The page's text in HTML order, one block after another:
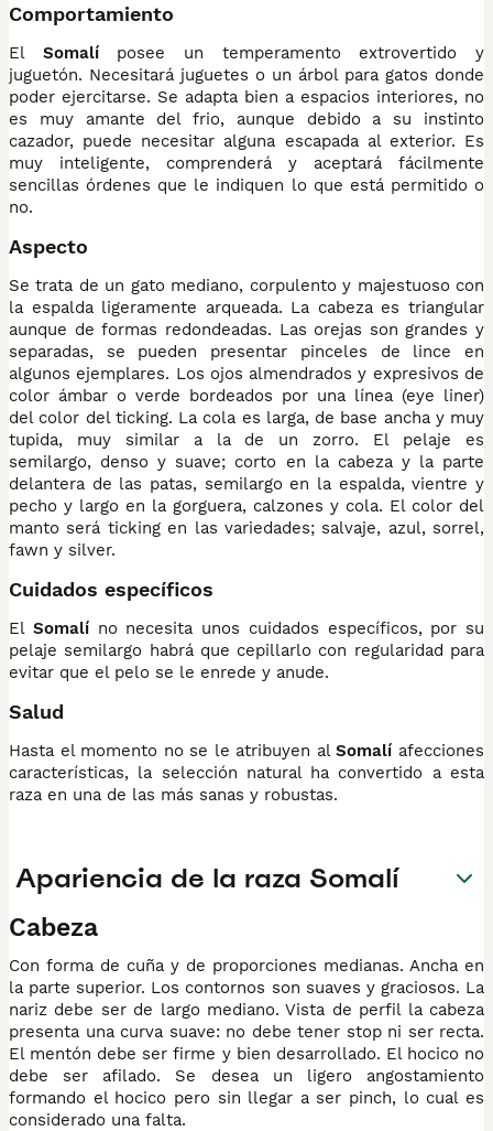
Comportamiento
El Somalíposee un temperamento extrovertido y
juguetón. Necesitará juguetes o un árbol para gatos donde
poder ejercitarse. Se adapta bien a espacios interiores, no
es muy amante del frio, aunque debido a su instinto
cazador, puede necesitar alguna escapada al exterior. Es
muy inteligente, comprenderá y aceptará fácilmente
sencillas órdenes que le indiquen lo que está permitido o
no.
Aspecto
Se trata de un gato mediano, corpulento y majestuoso con
la espalda ligeramente arqueada. La cabeza es triangular
aunque de formas redondeadas. Las orejas son grandes y
separadas, se pueden presentar pinceles de lince en
algunos ejemplares. Los ojos almendrados y expresivos de
color ámbar o verde bordeados por una línea (eye liner)
del color del ticking. La cola es larga, de base ancha y muy
tupida, muy similar a la de un zorro. El pelaje es
semilargo, denso y suave; corto en la cabeza y la parte
delantera de las patas, semilargo en la espalda, vientre y
pecho y largo en la gorguera, calzones y cola. El color del
manto será ticking en las variedades; salvaje, azul, sorrel,
fawn y silver.
Cuidados específicos
El Somalí no necesita unos cuidados específicos, por su
pelaje semilargo habrá que cepillarlo con regularidad para
evitar que el pelo se le enrede y anude.
Salud
Hasta el momento no se le atribuyen alSomalí afecciones
características, la selección natural ha convertido a esta
raza en una de las más sanas y robustas.
Apariencia de la raza Somalí
Cabeza
Con forma de cuña y de proporciones medianas. Ancha en
la parte superior. Los contornos son suaves y graciosos. La
nariz debe ser de largo mediano. Vista de perfil la cabeza
presenta una curva suave: no debe tener stop ni ser recta.
El mentón debe ser firme y bien desarrollado. El hocico no
debe ser afilado. Se desea un ligero angostamiento
formando el hocico pero sin llegar a ser pinch, lo cual es
considerado una falta.